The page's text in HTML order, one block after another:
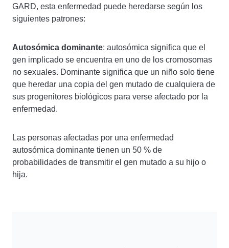
GARD, esta enfermedad puede heredarse según los
siguientes patrones:
Autosómica dominante: autosómica significa que el
gen implicado se encuentra en uno de los cromosomas
no sexuales. Dominante significa que un niño solo tiene
que heredar una copia del gen mutado de cualquiera de
sus progenitores biológicos para verse afectado por la
enfermedad.
Las personas afectadas por una enfermedad
autosómica dominante tienen un 50 % de
probabilidades de transmitir el gen mutado a su hijo o
hija.